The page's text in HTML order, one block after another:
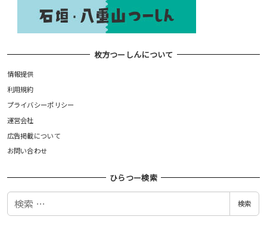
枚方つーしんについて
情報提供
利用規約
プライバシーポリシー
運営会社
広告掲載について
お問い合わせ
ひらつー検索
検
検索